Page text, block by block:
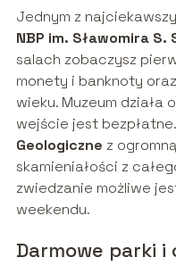
Jednym z
NBP im. Sławomira S.
salach zobaczysz
monety i banknoty
wieku. Muzeum działa
wejście jest
Geologiczne z
skamieniałości z
zwiedzanie możliwe
weekendu.
Darmowe parki i